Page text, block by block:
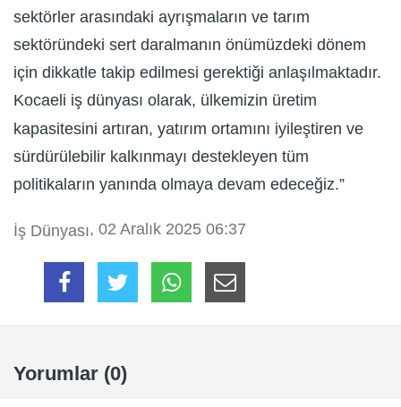
sektörler arasındaki ayrışmaların ve tarım
sektöründeki sert daralmanın önümüzdeki dönem
için dikkatle takip edilmesi gerektiği anlaşılmaktadır.
Kocaeli iş dünyası olarak, ülkemizin üretim
kapasitesini artıran, yatırım ortamını iyileştiren ve
sürdürülebilir kalkınmayı destekleyen tüm
politikaların yanında olmaya devam edeceğiz.”
İş Dünyası, 02 Aralık 2025 06:37
Yorumlar (0)